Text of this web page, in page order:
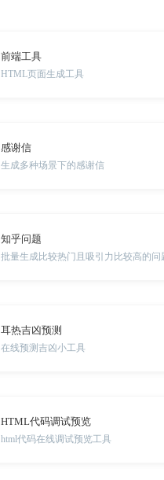
前端工具
HTML页面生成工具
感谢信
生成多种场景下的感谢信
知乎问题
批量生成比较热门且吸引力比较高的问
耳热吉凶预测
在线预测吉凶小工具
HTML代码调试预览
html代码在线调试预览工具